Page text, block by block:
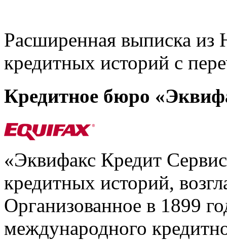
Расширенная выписка из
кредитных историй с
Кредитное бюро
«Эквифакс Кредит
кредитных историй,
Организованное в 1899
международного